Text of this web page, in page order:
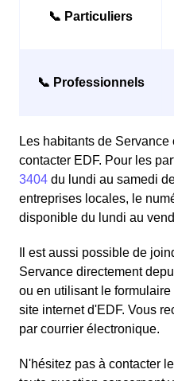
📞 Particuliers
📞 Professionnels
Les habitants de
contacter EDF. Pour les
3404 du lundi au samedi
entreprises locales, le
disponible du lundi au
Il est aussi possible de
Servance directement
ou en utilisant le
site internet d'EDF. Vous
par courrier électronique.
N'hésitez pas à contacter